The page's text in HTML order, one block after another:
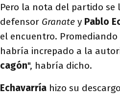
Pero la nota del partido se
defensor Granate y Pablo
el encuentro.
habría increpado a la
cagón", habría dicho.
Echavarría hizo su